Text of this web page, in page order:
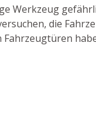
Werkzeug
die